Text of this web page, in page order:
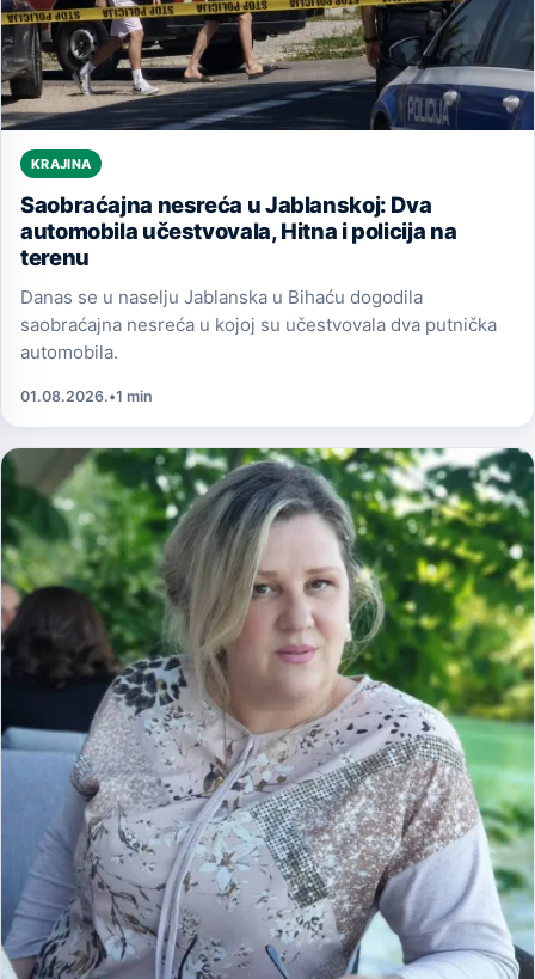
KRAJINA
Saobraćajna nesreća u Jablanskoj: Dva
automobila učestvovala, Hitna i policija na
terenu
Danas se u naselju Jablanska u Bihaću dogodila
saobraćajna nesreća u kojoj su učestvovala dva putnička
automobila.
01.08.2026.•1 min